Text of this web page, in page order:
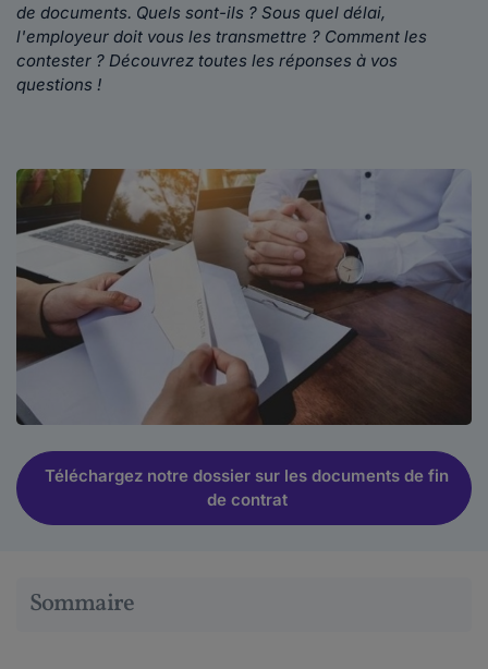
de documents. Quels sont-ils ? Sous quel délai,
l'employeur doit vous les transmettre ? Comment les
contester ? Découvrez toutes les réponses à vos
questions !
Téléchargez notre dossier sur les documents de fin
de contrat
Sommaire